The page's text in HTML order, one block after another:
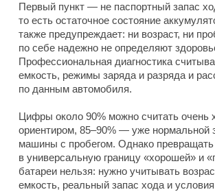
Первый пункт — не паспортный запас
то есть остаточное состояние
также предупреждает: ни возраст, ни
по себе надежно не определяют
Профессиональная диагностика
емкость, режимы заряда и разряда и
по данным автомобиля.
Цифры около 90% можно считать очень
ориентиром, 85–90% — уже нормальной
машины с пробегом. Однако
в универсальную границу «хорошей» и
батареи нельзя: нужно учитывать
емкость, реальный запас хода и условия